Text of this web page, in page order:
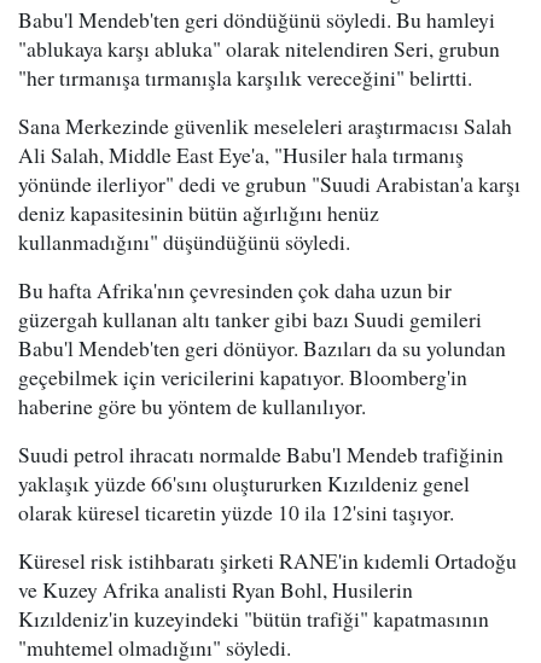
Babu'l Mendeb'ten geri döndüğünü söyledi. Bu hamleyi
"ablukaya karşı abluka" olarak nitelendiren Seri, grubun
"her tırmanışa tırmanışla karşılık vereceğini" belirtti.
Sana Merkezinde güvenlik meseleleri araştırmacısı Salah
Ali Salah, Middle East Eye'a, "Husiler hala tırmanış
yönünde ilerliyor" dedi ve grubun "Suudi Arabistan'a karşı
deniz kapasitesinin bütün ağırlığını henüz
kullanmadığını" düşündüğünü söyledi.
Bu hafta Afrika'nın çevresinden çok daha uzun bir
güzergah kullanan altı tanker gibi bazı Suudi gemileri
Babu'l Mendeb'ten geri dönüyor. Bazıları da su yolundan
geçebilmek için vericilerini kapatıyor. Bloomberg'in
haberine göre bu yöntem de kullanılıyor.
Suudi petrol ihracatı normalde Babu'l Mendeb trafiğinin
yaklaşık yüzde 66'sını oluştururken Kızıldeniz genel
olarak küresel ticaretin yüzde 10 ila 12'sini taşıyor.
Küresel risk istihbaratı şirketi RANE'in kıdemli Ortadoğu
ve Kuzey Afrika analisti Ryan Bohl, Husilerin
Kızıldeniz'in kuzeyindeki "bütün trafiği" kapatmasının
"muhtemel olmadığını" söyledi.